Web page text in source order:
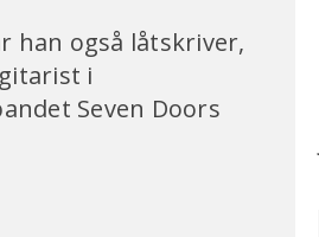
han også låtskriver,
i
Seven Doors